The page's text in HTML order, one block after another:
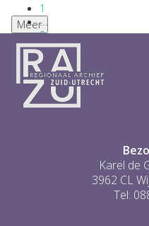
1
...
2
3
4
5
6
...
Meer
Karel de
3962 CL
Tel: